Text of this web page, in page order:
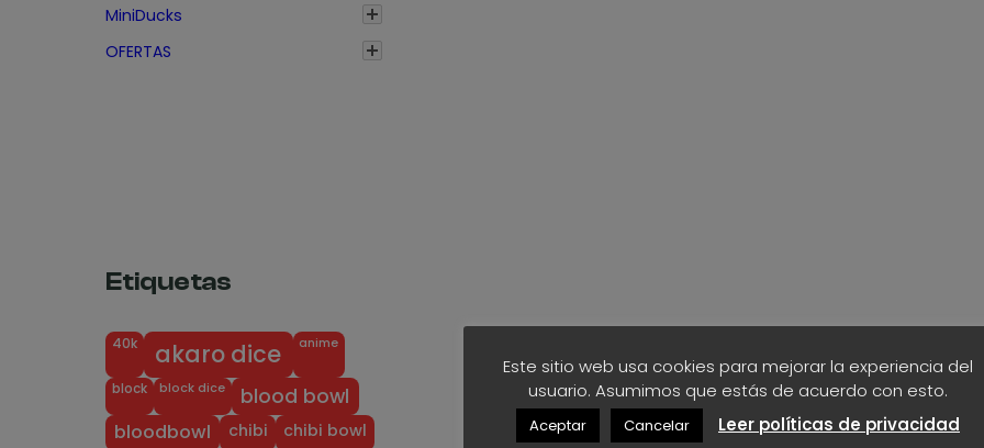
MiniDucks
OFERTAS
Etiquetas
40k akaro dice anime
block block dice blood bowl
bloodbowl chibi chibi bowl
Este sitio web usa cookies para mejorar la experiencia del
usuario. Asumimos que estás de acuerdo con esto.
Aceptar Cancelar Leer políticas de privacidad